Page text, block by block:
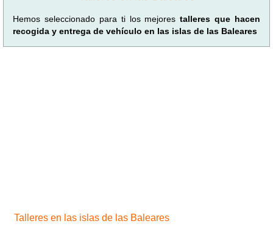
Hemos seleccionado para ti los mejorestalleres que hacen
recogida y entrega de vehículo en las islas de las Baleares
Talleres en las islas de las Baleares